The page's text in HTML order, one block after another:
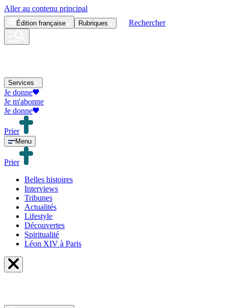
Aller au contenu principal
Édition française Rubriques Rechercher
Services
Je donne
Je m'abonne
Je donne
Prier
Menu
Prier
Belles histoires
Interviews
Tribunes
Actualités
Lifestyle
Découvertes
Spiritualité
Léon XIV à Paris